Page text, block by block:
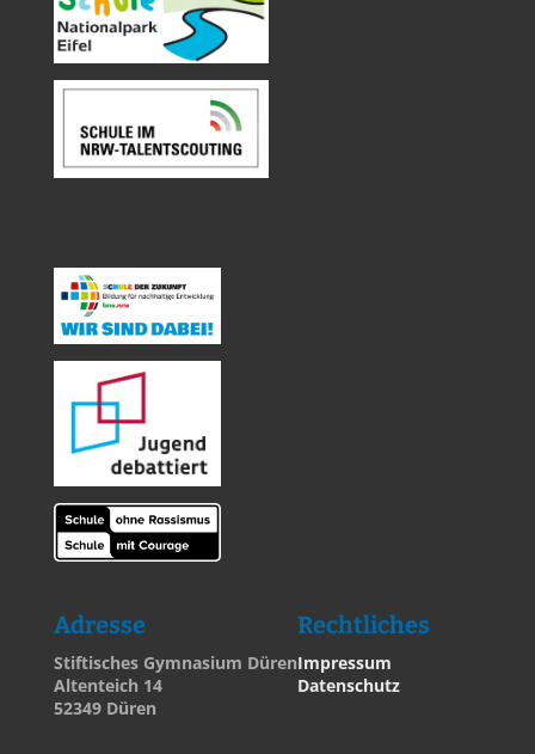
Adresse
Stiftisches Gymnasium Düren
Altenteich 14
52349 Düren
Rechtliches
Impressum
Datenschutz